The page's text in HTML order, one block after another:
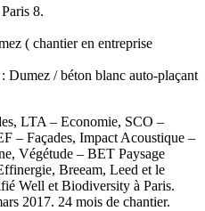
8.
( chantier en entreprise
Dumez / béton blanc auto-plaçant
LTA – Economie, SCO –
– Façades, Impact Acoustique –
Végétude – BET Paysage
Breeam, Leed et le
Well et Biodiversity à Paris.
2017. 24 mois de chantier.